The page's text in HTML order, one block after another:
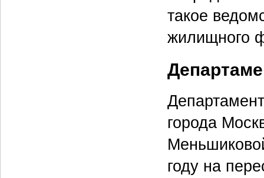
такое
жилищного
города
году на